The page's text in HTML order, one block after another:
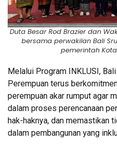
Duta Besar Rod Brazier dan
bersama perwakilan Bali
pemerintah
Melalui Program INKLUSI,
Perempuan terus
perempuan akar rumput agar
dalam proses perencanaan
hak-haknya, dan memastikan
dalam pembangunan yang